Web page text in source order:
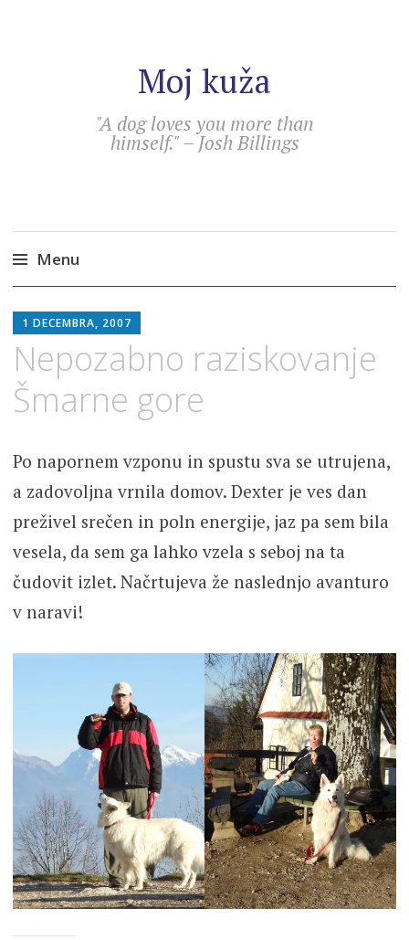
Moj kuža
"A dog loves you more than
himself." – Josh Billings
Menu
to
content
1 DECEMBRA, 2007
Nepozabno raziskovanje
Šmarne gore
Po napornem vzponu in spustu sva se utrujena,
a zadovoljna vrnila domov. Dexter je ves dan
preživel srečen in poln energije, jaz pa sem bila
vesela, da sem ga lahko vzela s seboj na ta
čudovit izlet. Načrtujeva že naslednjo avanturo
v naravi!